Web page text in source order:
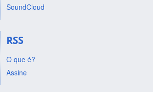
SoundCloud
RSS
O que é?
Assine